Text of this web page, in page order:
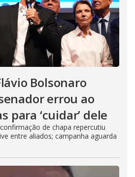
Bolsonaro
errou ao
para ‘cuidar’ dele
de chapa repercutiu
entre aliados; campanha aguarda